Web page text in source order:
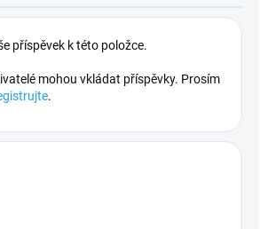
příspěvek k této položce.
mohou vkládat příspěvky. Prosím
.